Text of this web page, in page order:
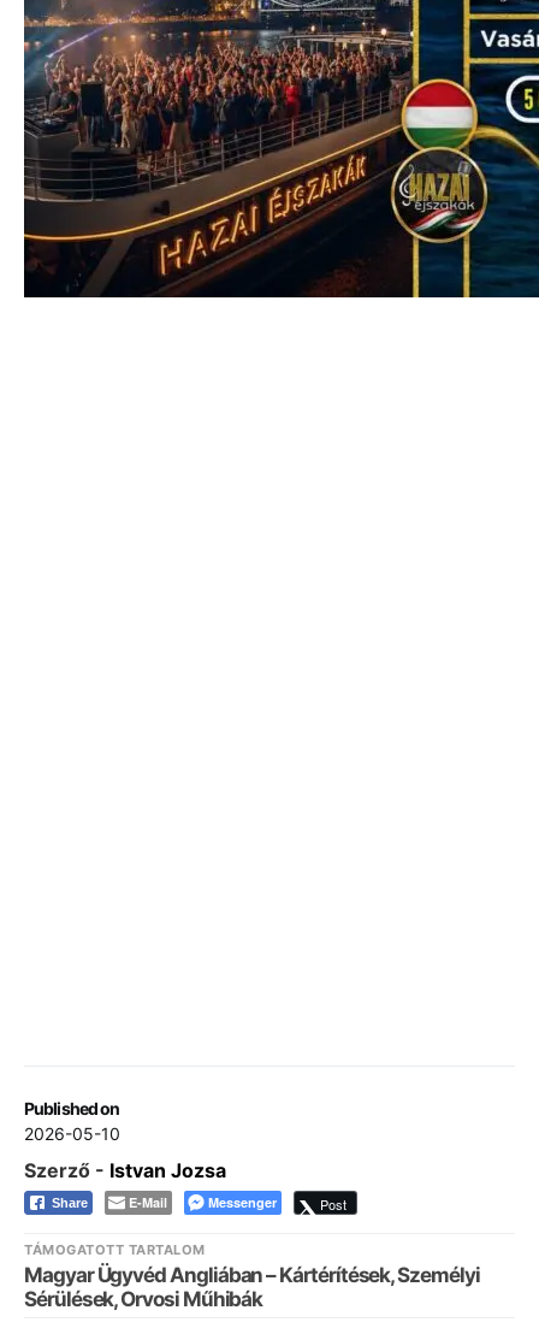
Published on
2026-05-10
Szerző - Istvan Jozsa
Share E-Mail Messenger Post
TÁMOGATOTT TARTALOM
Magyar Ügyvéd Angliában – Kártérítések, Személyi
Sérülések, Orvosi Műhibák